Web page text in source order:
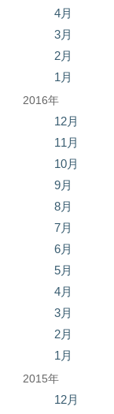
4月
3月
2月
1月
2016年
12月
11月
10月
9月
8月
7月
6月
5月
4月
3月
2月
1月
2015年
12月